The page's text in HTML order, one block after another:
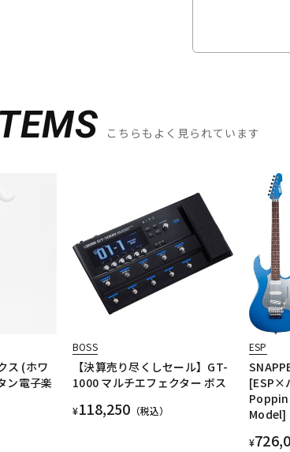
こちらもよく見られています
ス (ホワ
ン電子楽
BOSS
【決算売り尽くしセール】GT-
1000 マルチエフェクター ボス
¥118,250 （税込）
ESP
[ESP×
Model]
¥